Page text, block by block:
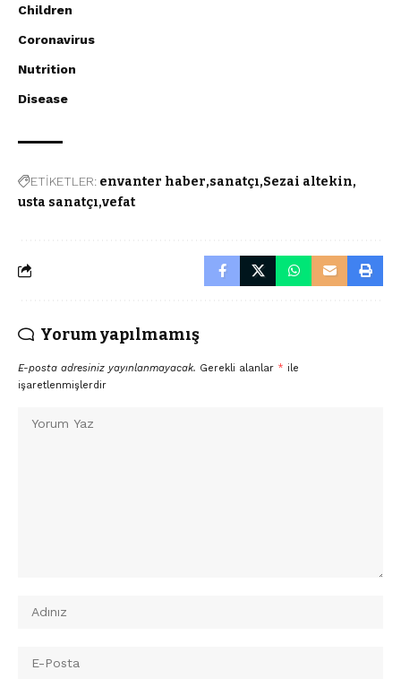
Children
Coronavirus
Nutrition
Disease
ETİKETLER: envanter haber sanatçı Sezai altekin
usta sanatçı vefat
Yorum yapılmamış
E-posta adresiniz yayınlanmayacak. Gerekli alanlar * ile
işaretlenmişlerdir